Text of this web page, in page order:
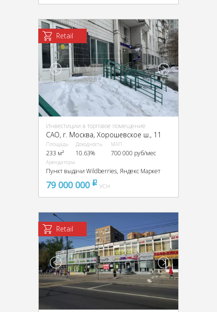
Retail
Инвестиции в торговое помещение
CАО, г. Москва, Хорошевское ш., 11
Площадь
233 м²
Доходность
10.63%
МАП
700 000 руб/мес
Арендаторы
Пункт выдачи Wildberries, Яндекс Маркет
79 000 000 pуб
УСН
Retail